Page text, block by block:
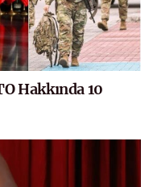
Hakkında 10